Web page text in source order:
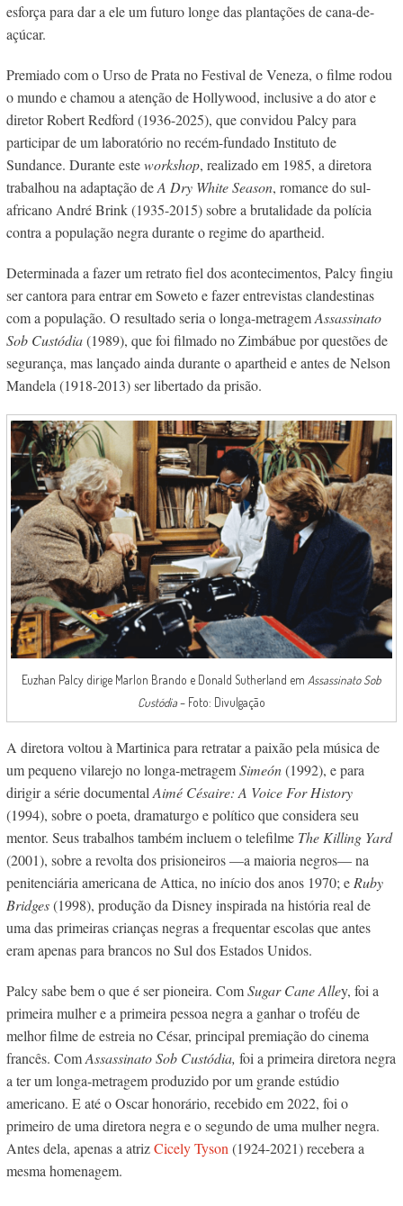
esforça para dar a ele um futuro longe das plantações de cana-de-
açúcar.
Premiado com o Urso de Prata no Festival de Veneza, o filme rodou
o mundo e chamou a atenção de Hollywood, inclusive a do ator e
diretor Robert Redford (1936-2025), que convidou Palcy para
participar de um laboratório no recém-fundado Instituto de
Sundance. Durante esteworkshop, realizado em 1985, a diretora
trabalhou na adaptação deA Dry White Season, romance do sul-
africano André Brink (1935-2015) sobre a brutalidade da polícia
contra a população negra durante o regime do apartheid.
Determinada a fazer um retrato fiel dos acontecimentos, Palcy fingiu
ser cantora para entrar em Soweto e fazer entrevistas clandestinas
com a população. O resultado seria o longa-metragemAssassinato
Sob Custódia(1989), que foi filmado noZimbábue por questões de
segurança, mas lançado ainda durante o apartheid e antes de Nelson
Mandela (1918-2013) ser libertado da prisão.
Euzhan Palcy dirige Marlon Brando e Donald Sutherland em Assassinato Sob
Custódia– Foto: Divulgação
A diretora voltou à Martinica para retratar a paixão pela música de
um pequeno vilarejo no longa-metragemSimeón(1992), e para
dirigir a série documental Aimé Césaire: A Voice For History
(1994), sobre o poeta, dramaturgo e político que considera seu
mentor. Seus trabalhos também incluem o telefilme The Killing Yard
(2001), sobre a revolta dos prisioneiros —a maioria negros— na
penitenciária americana de Attica, no início dos anos 1970; e Ruby
Bridges(1998), produção da Disney inspirada na história real de
uma das primeiras crianças negras a frequentar escolas que antes
eram apenas para brancos no Sul dos Estados Unidos.
Palcy sabe bem o que é ser pioneira. ComSugar Cane Alley, foi a
primeira mulher e a primeira pessoa negra a ganhar o troféu de
melhor filme de estreia no César, principal premiação do cinema
francês. ComAssassinato Sob Custódia, foi a primeira diretora negra
a ter um longa-metragem produzido por um grande estúdio
americano. E até o Oscar honorário, recebido em 2022, foi o
primeiro de uma diretora negra e o segundo de uma mulher negra.
Antes dela, apenas a atrizCicely Tyson (1924-2021) recebera a
mesma homenagem.